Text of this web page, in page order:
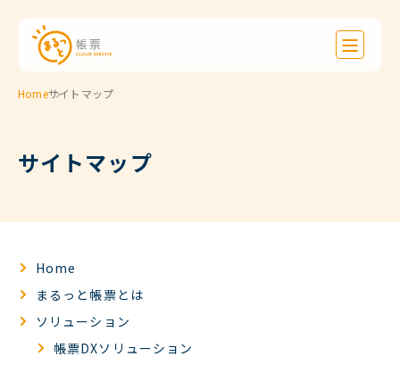
Homeサイトマップ
サイトマップ
Home
まるっと帳票とは
ソリューション
帳票DXソリューション